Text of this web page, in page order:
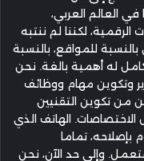
في العالم العربي،
لكننا لم ننتبه
بالنسبة للمواقع، بالنسبة
له أهمية بالغة. نحن
وتكوين مهام ووظائف
من تكوين التقنيين
الهاتف الذي
تماما
وإلى حد الآن، نحن